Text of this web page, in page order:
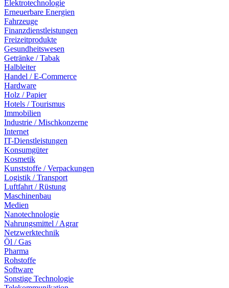
Elektrotechnologie
Erneuerbare Energien
Fahrzeuge
Finanzdienstleistungen
Freizeitprodukte
Gesundheitswesen
Getränke / Tabak
Halbleiter
Handel / E-Commerce
Hardware
Holz / Papier
Hotels / Tourismus
Immobilien
Industrie / Mischkonzerne
Internet
IT-Dienstleistungen
Konsumgüter
Kosmetik
Kunststoffe / Verpackungen
Logistik / Transport
Luftfahrt / Rüstung
Maschinenbau
Medien
Nanotechnologie
Nahrungsmittel / Agrar
Netzwerktechnik
Öl / Gas
Pharma
Rohstoffe
Software
Sonstige Technologie